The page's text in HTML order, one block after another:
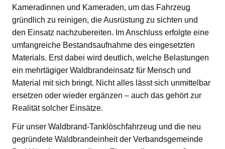
Kameradinnen und Kameraden, um das Fahrzeug
gründlich zu reinigen, die Ausrüstung zu sichten und
den Einsatz nachzubereiten. Im Anschluss erfolgte eine
umfangreiche Bestandsaufnahme des eingesetzten
Materials. Erst dabei wird deutlich, welche Belastungen
ein mehrtägiger Waldbrandeinsatz für Mensch und
Material mit sich bringt. Nicht alles lässt sich unmittelbar
ersetzen oder wieder ergänzen – auch das gehört zur
Realität solcher Einsätze.
Für unser Waldbrand-Tanklöschfahrzeug und die neu
gegründete Waldbrandeinheit der Verbandsgemeinde